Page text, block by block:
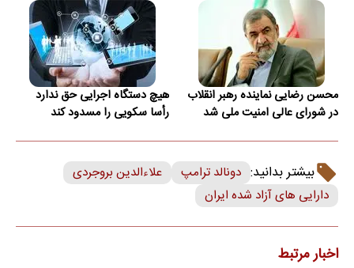
محسن رضایی نماینده رهبر انقلاب
در شورای عالی امنیت ملی شد
هیچ دستگاه اجرایی حق ندارد
رأسا سکویی را مسدود کند
بیشتر بدانید: دونالد ترامپ
علاءالدین بروجردی
دارایی های آزاد شده ایران
اخبار مرتبط